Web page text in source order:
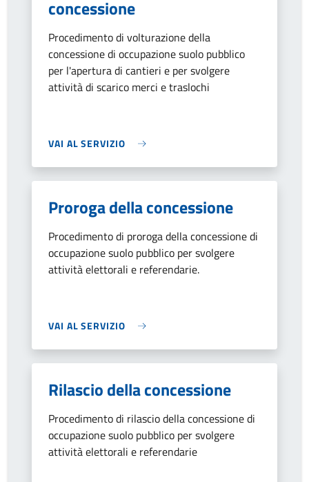
concessione
Procedimento di volturazione della
concessione di occupazione suolo pubblico
per l'apertura di cantieri e per svolgere
attività di scarico merci e traslochi
VAI AL SERVIZIO
Proroga della concessione
Procedimento di proroga della concessione di
occupazione suolo pubblico per svolgere
attività elettorali e referendarie.
VAI AL SERVIZIO
Rilascio della concessione
Procedimento di rilascio della concessione di
occupazione suolo pubblico per svolgere
attività elettorali e referendarie